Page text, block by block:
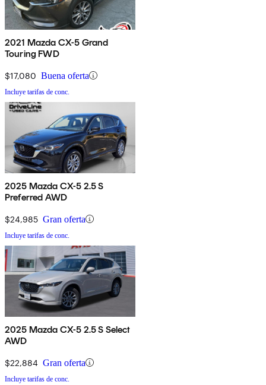
2021 Mazda CX-5 Grand
Touring FWD
$17,080 Buena oferta
Incluye tarifas de conc.
2025 Mazda CX-5 2.5 S
Preferred AWD
$24,985 Gran oferta
Incluye tarifas de conc.
2025 Mazda CX-5 2.5 S Select
AWD
$22,884 Gran oferta
Incluye tarifas de conc.